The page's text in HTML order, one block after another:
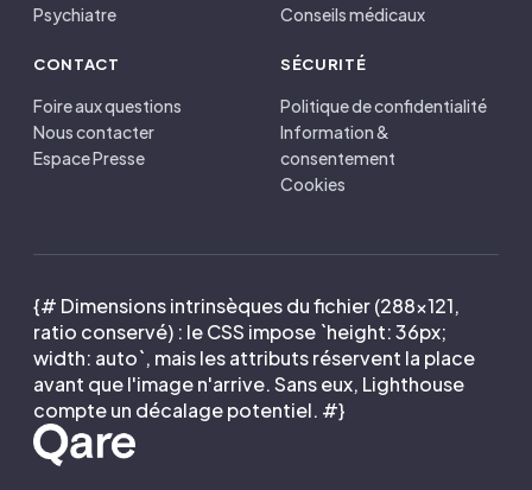
Psychiatre
Conseils médicaux
CONTACT
Foire aux questions
Nous contacter
Espace Presse
SÉCURITÉ
Politique de confidentialité
Information &
consentement
Cookies
{# Dimensions intrinsèques du fichier (288×121,
ratio conservé) : le CSS impose `height: 36px;
width: auto`, mais les attributs réservent la place
avant que l'image n'arrive. Sans eux, Lighthouse
compte un décalage potentiel. #}